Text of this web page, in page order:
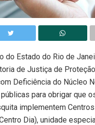
do Estado do Rio de
de Justiça de
Deficiência do Núcleo
para obrigar que
implementem
Dia), unidade